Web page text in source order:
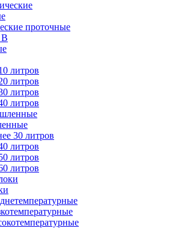
проточные
В
литров
литров
литров
литров
30 литров
литров
литров
литров